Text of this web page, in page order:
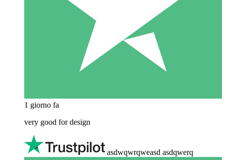
1 giorno fa
very good for design
asdwqwrqweasd asdqwerq